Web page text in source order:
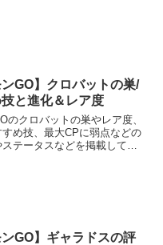
ンGO】クロバットの巣/
と進化＆レア度
のクロバットの巣やレア度、
め技、最大CPに弱点などの
テータスなどを掲載してい
ンGO】ギャラドスの評